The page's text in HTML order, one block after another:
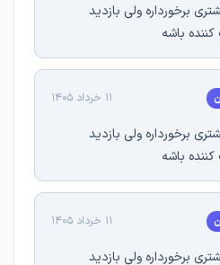
برخورداره ولی بازدید
باشه
11 خرداد 1405
برخورداره ولی بازدید
باشه
11 خرداد 1405
برخورداره ولی بازدید